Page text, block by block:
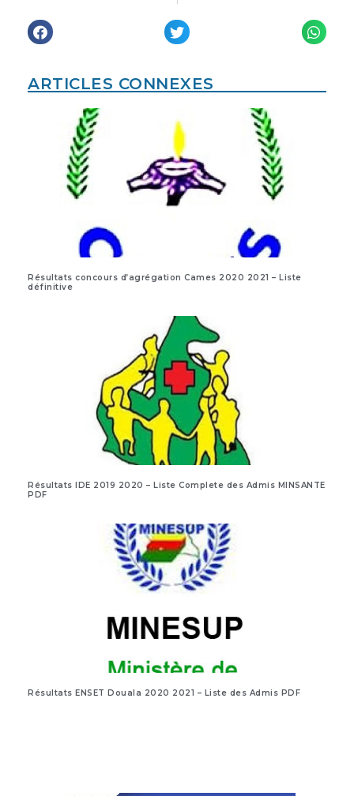
ARTICLES CONNEXES
Résultats concours d’agrégation Cames 2020 2021 – Liste
définitive
Résultats IDE 2019 2020 – Liste Complete des Admis MINSANTE
PDF
Résultats ENSET Douala 2020 2021 – Liste des Admis PDF